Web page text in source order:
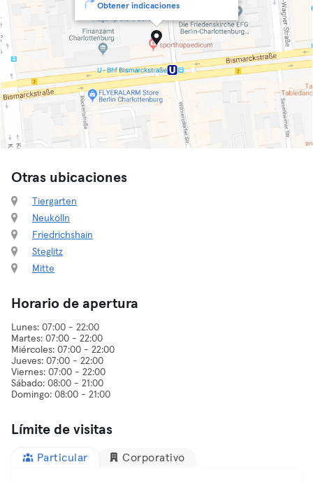
Obtener indicaciones
Otras ubicaciones
Tiergarten
Neukölln
Friedrichshain
Steglitz
Mitte
Horario de apertura
Lunes: 07:00 - 22:00
Martes: 07:00 - 22:00
Miércoles: 07:00 - 22:00
Jueves: 07:00 - 22:00
Viernes: 07:00 - 22:00
Sábado: 08:00 - 21:00
Límite de visitas
Particular Corporativo